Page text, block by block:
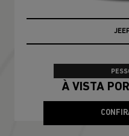
À VISTA